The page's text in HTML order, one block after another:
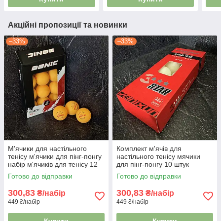
Акційні пропозиції та новинки
–33%
М'ячики для настільного
тенісу м'ячики для пінг-понгу
набір м'ячиків для тенісу 12
штук DNC COACH MT-5863
Готово до відправки
300,83 ₴/набір
449 ₴/набір
–33%
Комплект м'ячів для
настільного тенісу мячики
для пінг-понгу 10 штук
WEINIXUN W003 3star
Готово до відправки
300,83 ₴/набір
449 ₴/набір